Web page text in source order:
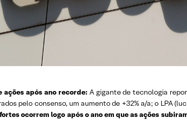
ações após ano recorde:A gigante de tecnologia
pelo consenso, um aumento de +32% a/a; o LPA
ocorrem logo após o ano em que as ações